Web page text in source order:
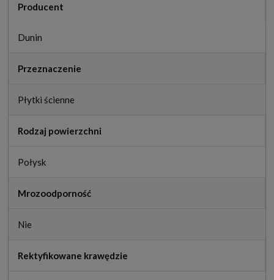
Producent
Dunin
Przeznaczenie
Płytki ścienne
Rodzaj powierzchni
Połysk
Mrozoodporność
Nie
Rektyfikowane krawędzie